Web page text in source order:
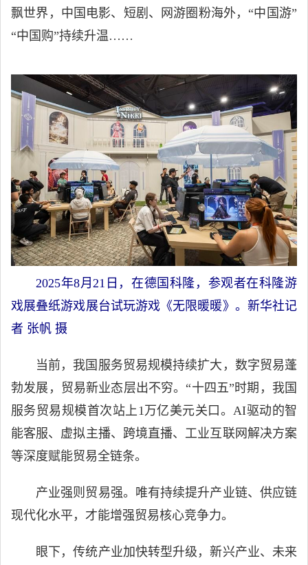
飘世界，中国电影、短剧、网游圈粉海外，“中国游”
“中国购”持续升温……
2025年8月21日，在德国科隆，参观者在科隆游
戏展叠纸游戏展台试玩游戏《无限暖暖》。新华社记
者 张帆 摄
当前，我国服务贸易规模持续扩大，数字贸易蓬
勃发展，贸易新业态层出不穷。“十四五”时期，我国
服务贸易规模首次站上1万亿美元关口。AI驱动的智
能客服、虚拟主播、跨境直播、工业互联网解决方案
等深度赋能贸易全链条。
产业强则贸易强。唯有持续提升产业链、供应链
现代化水平，才能增强贸易核心竞争力。
眼下，传统产业加快转型升级，新兴产业、未来